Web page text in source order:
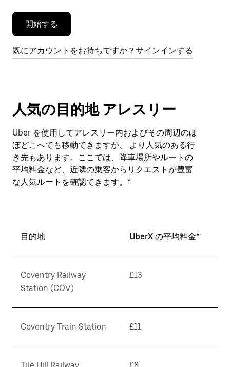
開始する
既にアカウントをお持ちですか？サインインする
人気の目的地 アレスリー
Uber を使用してアレスリー内およびその周辺のほ
ぼどこへでも移動できますが、 より人気のある行
き先もあります。ここでは、降車場所やルートの
平均料金など、近隣の乗客からリクエストが豊富
な人気ルートを確認できます。*
目的地 UberX の平均料金*
Coventry Railway
Station (COV)
£13
Coventry Train Station £11